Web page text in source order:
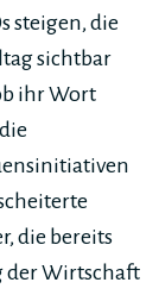
steigen, die
sichtbar
ihr Wort
die bereits
der Wirtschaft